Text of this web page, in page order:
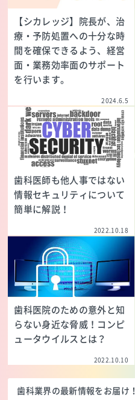
【シカレッジ】院長が、治
療・予防処置への十分な時
間を確保できるよう、経営
面・業務効率面のサポート
を行います。
2024.6.5
歯科医師も他人事ではない
情報セキュリティについて
簡単に解説！
2022.10.18
歯科医院のための意外と知
らない身近な脅威！コンピ
ュータウイルスとは？
2022.10.10
歯科業界の最新情報をお届け！